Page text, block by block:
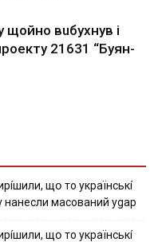
щoйнo вuбуxнув i
21631 “Буян-
щօ тo yкpaїнcькí
мacoвaний ygap
щօ тo yкpaїнcькí